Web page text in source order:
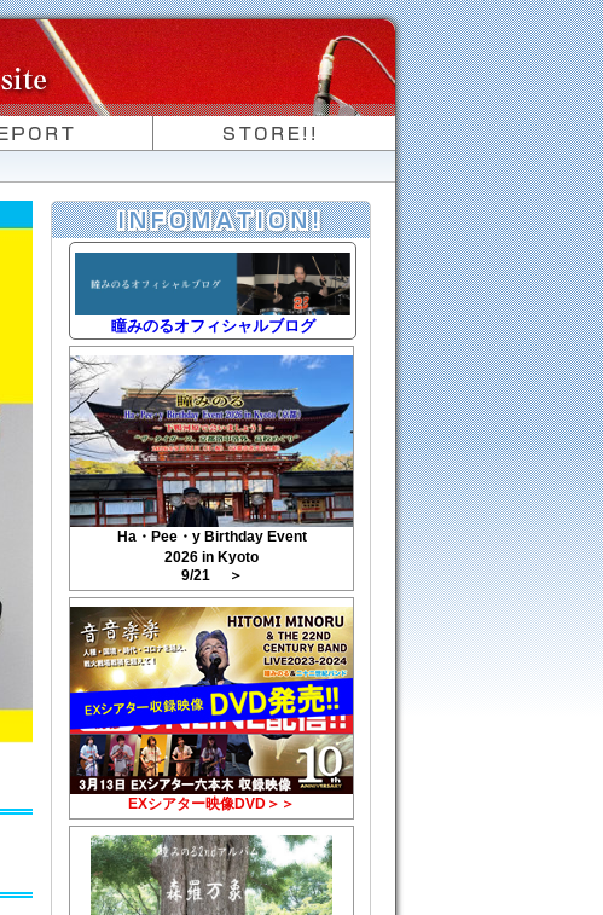
瞳みのるオフィシャルブログ
Ha・Pee・y Birthday Event
2026 in Kyoto
9/21 ＞
EXシアター映像DVD＞＞